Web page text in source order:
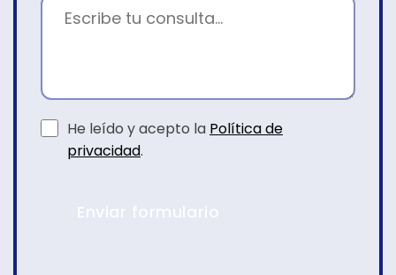
He leído y acepto la Política de
privacidad.
Enviar formulario